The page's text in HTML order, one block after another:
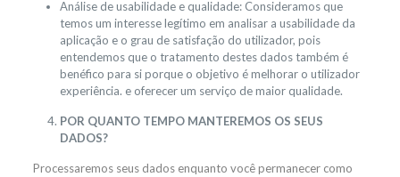
Análise de usabilidade e qualidade: Consideramos que
temos um interesse legítimo em analisar a usabilidade da
aplicação e o grau de satisfação do utilizador, pois
entendemos que o tratamento destes dados também é
benéfico para si porque o objetivo é melhorar o utilizador
experiência. e oferecer um serviço de maior qualidade.
POR QUANTO TEMPO MANTEREMOS OS SEUS
DADOS?
Processaremos seus dados enquanto você permanecer como